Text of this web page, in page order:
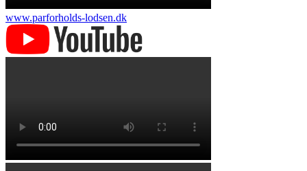
www.parforholds-lodsen.dk